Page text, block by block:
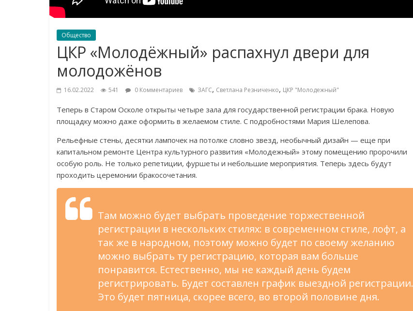
Общество
ЦКР «Молодёжный» распахнул двери для
молодожёнов
16.02.2022 541 0 Комментариев ЗАГС, Светлана Резниченко, ЦКР "Молодежный"
Теперь в Старом Осколе открыты четыре зала для государственной регистрации брака. Новую
площадку можно даже оформить в желаемом стиле. С подробностями Мария Шелепова.
Рельефные стены, десятки лампочек на потолке словно звезд, необычный дизайн — еще при
капитальном ремонте Центра культурного развития «Молодежный» этому помещению пророчили
особую роль. Не только репетиции, фуршеты и небольшие мероприятия. Теперь здесь будут
проходить церемонии бракосочетания.
Там можно будет выбрать проведение торжественной
регистрации в нескольких стилях: в современном стиле, лофт, а
так же в народном, поэтому можно будет по своему желанию
можно выбрать ту регистрацию, которая вам больше
понравится. Естественно, мы не каждый день будем
регистрировать. Будет составлен график выездной регистрации.
Это будет пятница, скорее всего, во второй половине дня.